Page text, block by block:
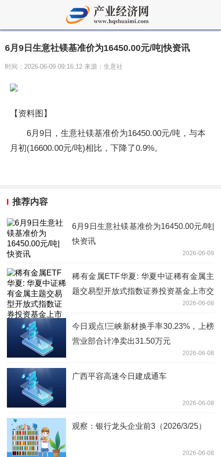
6月9日生意社镁基准价为16450.00元/吨|快资讯
时间：2026-06-09 09:16:12 来源：生意社
【资料图】
6月9日，生意社镁基准价为16450.00元/吨，与本
月初(16600.00元/吨)相比，下降了0.9%。
推荐内容
6月9日生意社镁基准价为16450.00元/吨|
快资讯
2026-06-09
稀有金属ETF华夏: 华夏中证稀有金属主
题交易型开放式指数证券投资基金上市交
2026-06-08
今日观点!三峡新材换手率30.23%，上榜
营业部合计净卖出31.50万元
2026-06-08
广西平容高速今日建成通车
2026-06-08
观察：银行龙头企业前3（2026/3/25）
2026-06-08